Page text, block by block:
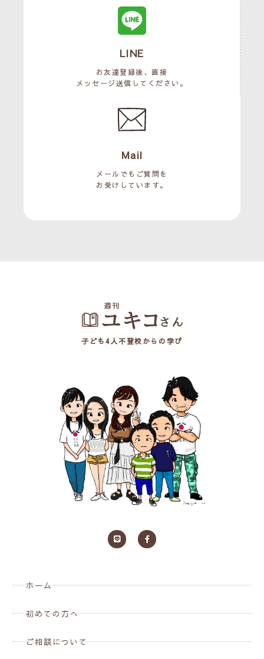
LINE
お友達登録後、直接
メッセージ送信してください。
Mail
メールでもご質問を
お受けしています。
子ども4人不登校からの学び
ホーム
初めての方へ
ご相談について